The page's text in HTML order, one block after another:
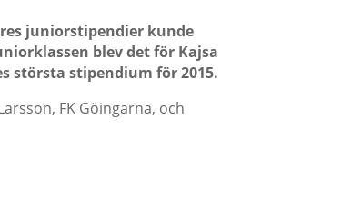
juniorstipendier kunde
blev det för Kajsa
största stipendium för 2015.
FK Göingarna, och